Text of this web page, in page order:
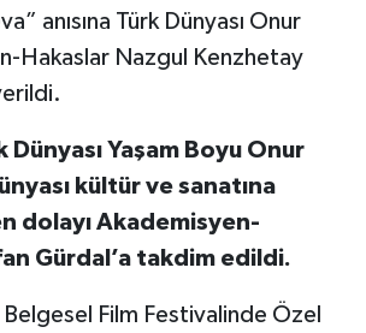
anısına Türk Dünyası Onur
Hakaslar Nazgul Kenzhetay
Dünyası Yaşam Boyu Onur
kültür ve sanatına
dolayı Akademisyen-
Gürdal’a takdim edildi.
Belgesel Film Festivalinde Özel